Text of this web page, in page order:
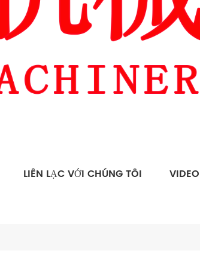
LIÊN LẠC VỚI CHÚNG TÔI VIDEO